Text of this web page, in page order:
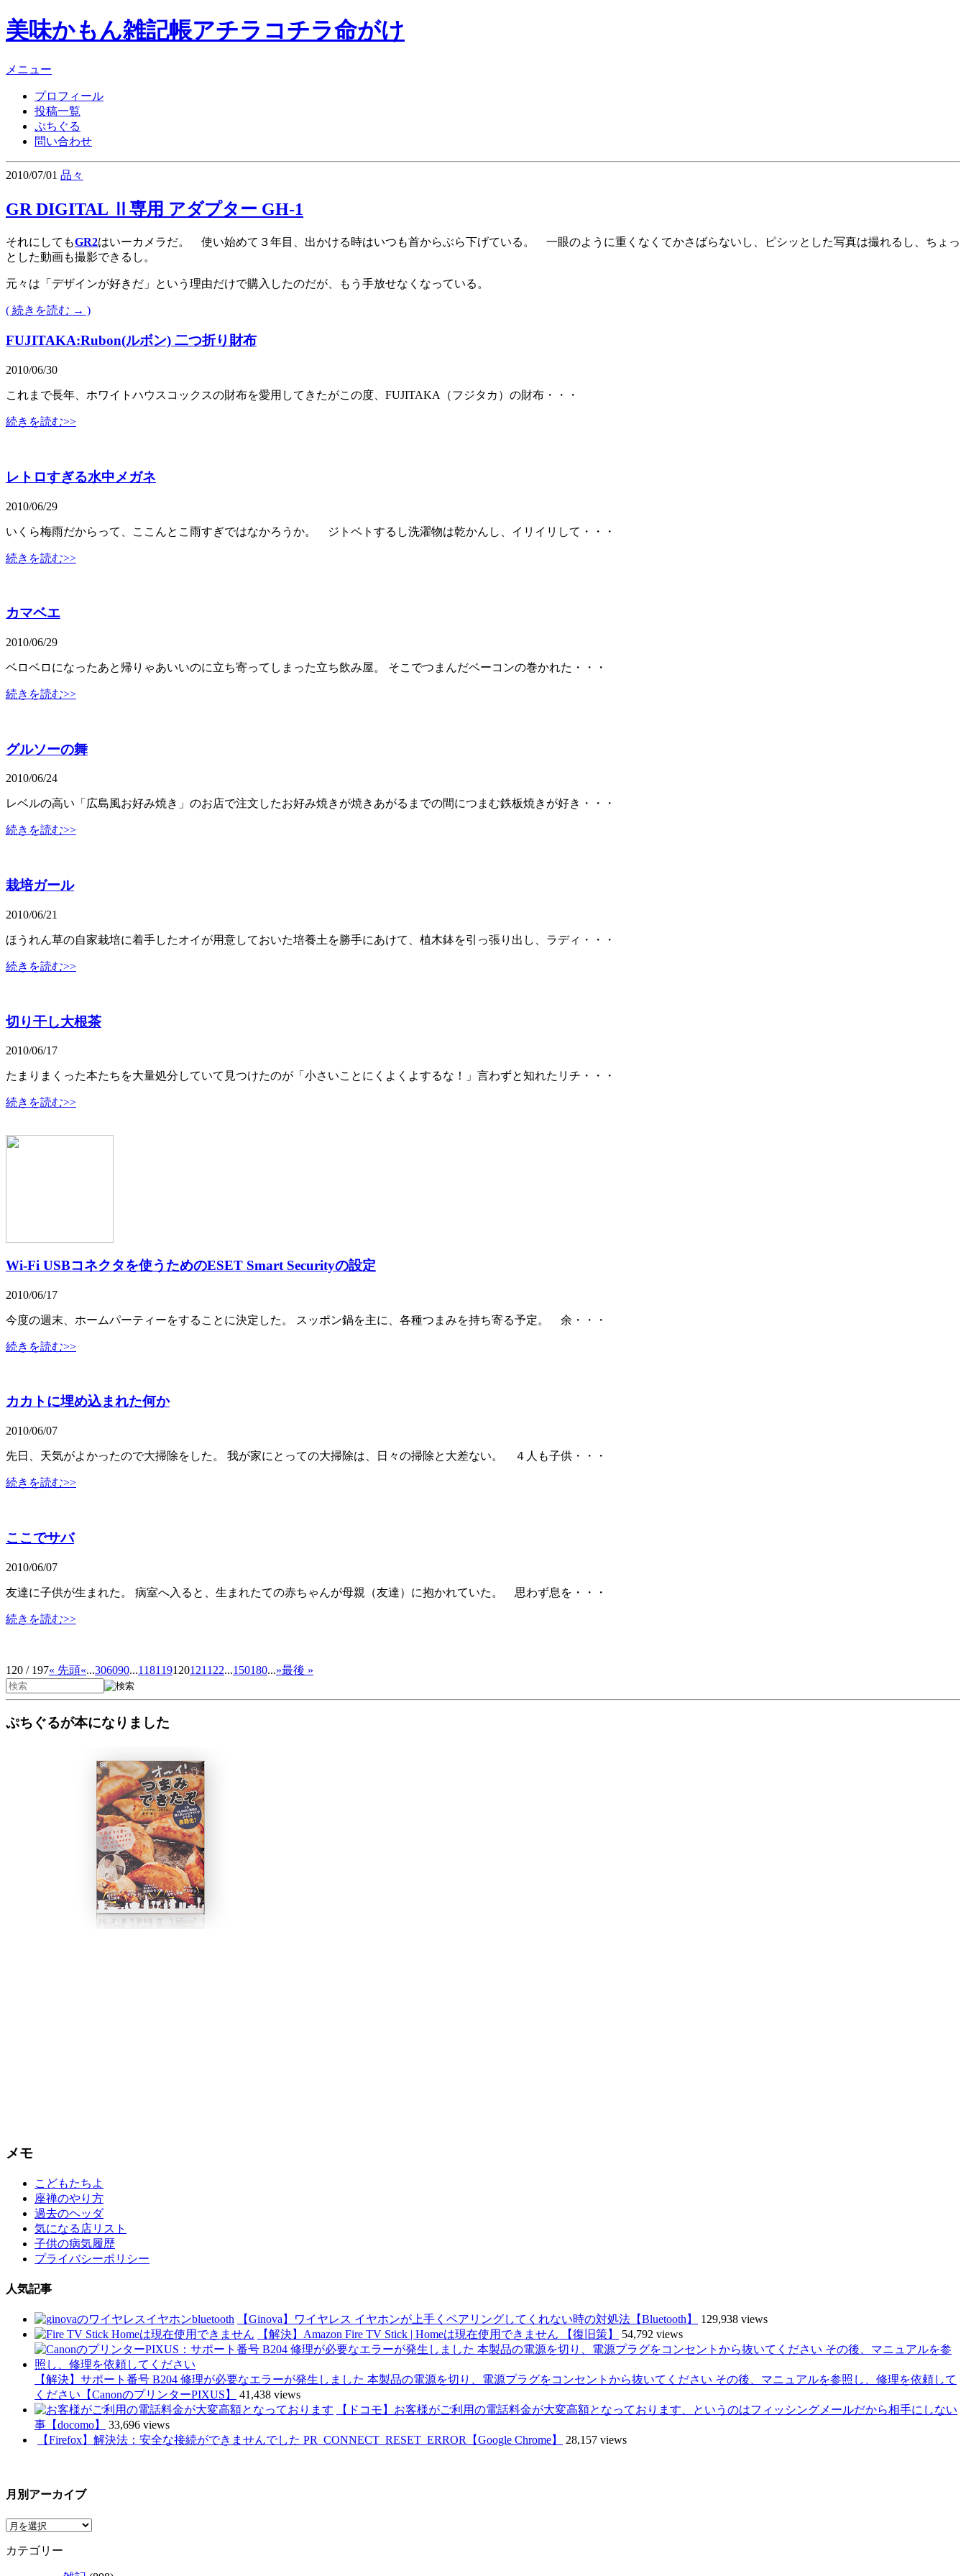
美味かもん雑記帳アチラコチラ命がけ
メニュー
プロフィール
投稿一覧
ぷちぐる
問い合わせ
2010/07/01 品々
GR DIGITAL Ⅱ専用 アダプター GH-1
それにしてもGR2はいーカメラだ。 使い始めて３年目、出かける時はいつも首からぶら下げている。 一眼のように重くなくてかさばらないし、ピシッとした写真は撮れるし、ちょっ
とした動画も撮影できるし。
元々は「デザインが好きだ」という理由だけで購入したのだが、もう手放せなくなっている。
( 続きを読む → )
FUJITAKA:Rubon(ルボン) 二つ折り財布
2010/06/30
これまで長年、ホワイトハウスコックスの財布を愛用してきたがこの度、FUJITAKA（フジタカ）の財布・・・
続きを読む>>
レトロすぎる水中メガネ
2010/06/29
いくら梅雨だからって、ここんとこ雨すぎではなかろうか。 ジトベトするし洗濯物は乾かんし、イリイリして・・・
続きを読む>>
カマベエ
2010/06/29
ベロベロになったあと帰りゃあいいのに立ち寄ってしまった立ち飲み屋。 そこでつまんだベーコンの巻かれた・・・
続きを読む>>
グルソーの舞
2010/06/24
レベルの高い「広島風お好み焼き」のお店で注文したお好み焼きが焼きあがるまでの間につまむ鉄板焼きが好き・・・
続きを読む>>
栽培ガール
2010/06/21
ほうれん草の自家栽培に着手したオイが用意しておいた培養土を勝手にあけて、植木鉢を引っ張り出し、ラディ・・・
続きを読む>>
切り干し大根茶
2010/06/17
たまりまくった本たちを大量処分していて見つけたのが「小さいことにくよくよするな！」言わずと知れたリチ・・・
続きを読む>>
Wi-Fi USBコネクタを使うためのESET Smart Securityの設定
2010/06/17
今度の週末、ホームパーティーをすることに決定した。 スッポン鍋を主に、各種つまみを持ち寄る予定。 余・・・
続きを読む>>
カカトに埋め込まれた何か
2010/06/07
先日、天気がよかったので大掃除をした。 我が家にとっての大掃除は、日々の掃除と大差ない。 ４人も子供・・・
続きを読む>>
ここでサバ
2010/06/07
友達に子供が生まれた。 病室へ入ると、生まれたての赤ちゃんが母親（友達）に抱かれていた。 思わず息を・・・
続きを読む>>
120 / 197« 先頭«...306090...118119120121 122...150180...»最後 »
ぷちぐるが本になりました
メモ
こどもたちよ
座禅のやり方
過去のヘッダ
気になる店リスト
子供の病気履歴
プライバシーポリシー
人気記事
【Ginova】ワイヤレス イヤホンが上手くペアリングしてくれない時の対処法【Bluetooth】
129,938 views
【解決】Amazon Fire TV Stick | Homeは現在使用できません 【復旧策】
54,792 views
【解決】サポート番号 B204 修理が必要なエラーが発生しました 本製品の電源を切り、電源プラグをコンセントから抜いてください その後、マニュアルを参照し、修理を依頼して
ください【CanonのプリンターPIXUS】
41,438 views
【ドコモ】お客様がご利用の電話料金が大変高額となっております、というのはフィッシングメールだから相手にしない
事【docomo】
33,696 views
【Firefox】解決法：安全な接続ができませんでした PR_CONNECT_RESET_ERROR【Google Chrome】
28,157 views
月別アーカイブ
カテゴリー